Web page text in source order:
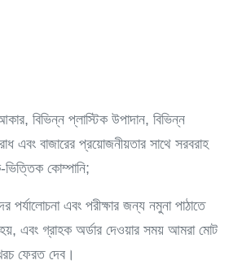
বিভিন্ন প্লাস্টিক উপাদান, বিভিন্ন
এবং বাজারের প্রয়োজনীয়তার সাথে সরবরাহ
কোম্পানি;
এবং পরীক্ষার জন্য নমুনা পাঠাতে
এবং গ্রাহক অর্ডার দেওয়ার সময় আমরা মোট
ফেরত দেব।